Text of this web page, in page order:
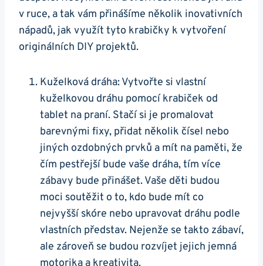
v ruce, a tak vám přinášíme několik inovativních
nápadů, jak využít tyto krabičky k vytvoření
originálních DIY projektů.
Kuželková dráha: Vytvořte si vlastní
kuželkovou dráhu‌ pomocí krabiček ‌od
tablet na praní. Stačí si je promalovat
barevnými fixy, přidat několik čísel nebo
jiných ozdobných prvků a mít na paměti, že
čím pestřejší bude vaše dráha, tím více
zábavy bude přinášet. Vaše děti budou
moci soutěžit o to, kdo ⁤bude mít co
nejvyšší skóre‌ nebo⁣ upravovat dráhu podle
⁤vlastních představ. Nejenže se takto zábaví,
ale zároveň se budou rozvíjet jejich jemná
motorika a‌ kreativita.